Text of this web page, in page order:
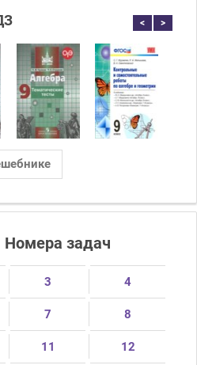
< >
Номера задач
3 4
7 8
11 12